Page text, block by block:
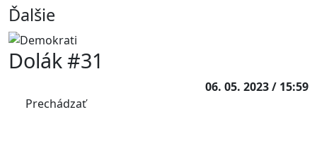
Ďalšie
Prechádzať
Dolák #31
06. 05. 2023 / 15:59